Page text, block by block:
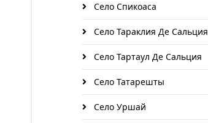
Село Спикоаса
Село Тараклия Де Сальция
Село Тартаул Де Сальция
Село Татарешты
Село Уршай